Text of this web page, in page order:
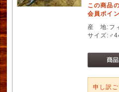
この商品
会員ポイ
産 地:フ
サイズ
申し訳